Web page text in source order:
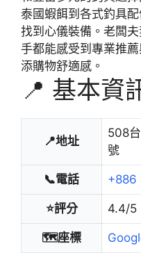
泰國蝦餌到各式釣具
找到心儀裝備。老闆
手都能感受到專業推
添購物舒適感。
📍 基本資
📍地址
508
號
📞電話 +886
⭐評分 4.4/5
🗺️座標